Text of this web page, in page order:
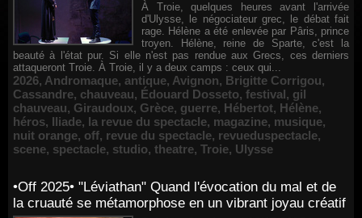
À Troie, quelques heures avant l'arrivée
d'Ulysse, le négociateur grec, le débat fait
rage. Hélène a été enlevée par Pâris, prince
troyen. Hélène, reine de Sparte, c'est la
beauté à l'état pur. Si elle n'est pas rendue aux Grecs, ces derniers
attaqueront Troie. À Troie, il y a deux camps : ceux qui...
2026, Andromaque, antique, Avignon, Brigitte Corrigou,
Cassandre, chauveau, Édouard Dosseto, festival, gil
chauveau, Giraudoux, Grèce, guerre, Hébertot, Hélène,
héros, Iliade, la revue du spectacle, magazine, musique,
nuit orange, off, revue du spectacle, revueduspectacle,
scene, spectacle, studio, theatre, Troie, Ulysse
•Off 2025• "Léviathan" Quand l'évocation du mal et de
la cruauté se métamorphose en un vibrant joyau créatif